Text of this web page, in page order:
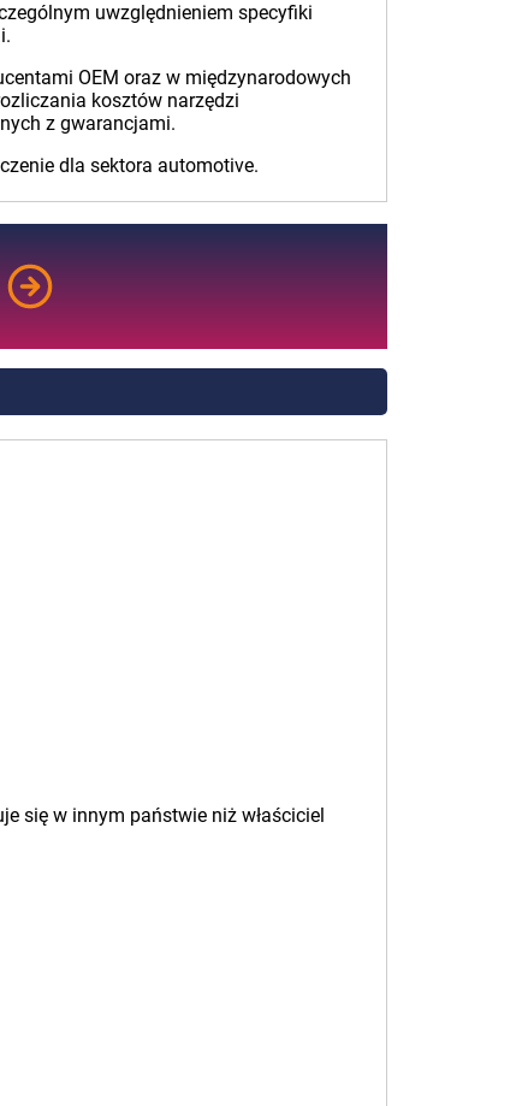
uwzględnieniem specyfiki
OEM oraz w międzynarodowych
kosztów narzędzi
z gwarancjami.
dla sektora automotive.
się w innym państwie niż właściciel